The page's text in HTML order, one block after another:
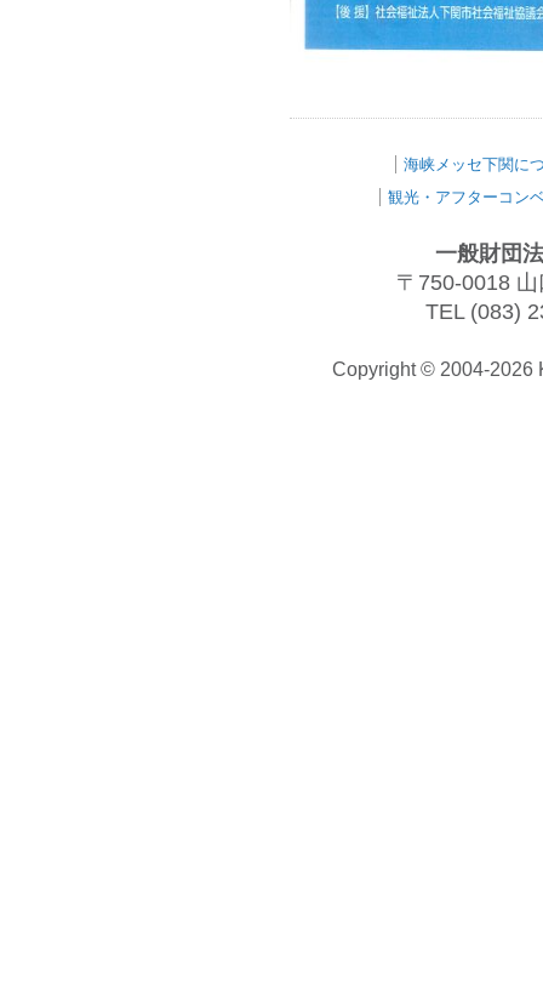
海峡メッセ下関に
観光・アフターコン
一般財団
〒750-0018
TEL (083)
Copyright © 2004-2026